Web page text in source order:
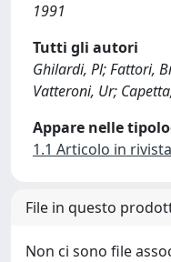
1991
Tutti gli autori
Ghilardi, Pl; Fattori,
Vatteroni, Ur;
Appare nelle
1.1 Articolo in rivista
File in questo
Non ci sono file